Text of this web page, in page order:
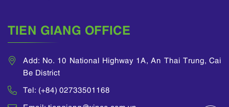
TIEN GIANG OFFICE
Add: No. 10 National Highway 1A, An Thai Trung, Cai
Be District
Tel: (+84) 02733501168